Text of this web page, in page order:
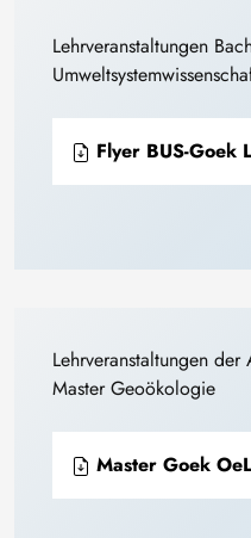
Lehrveranstaltungen
Flyer BUS-Goek
Lehrveranstaltungen
Master Geoökologie
Master Goek